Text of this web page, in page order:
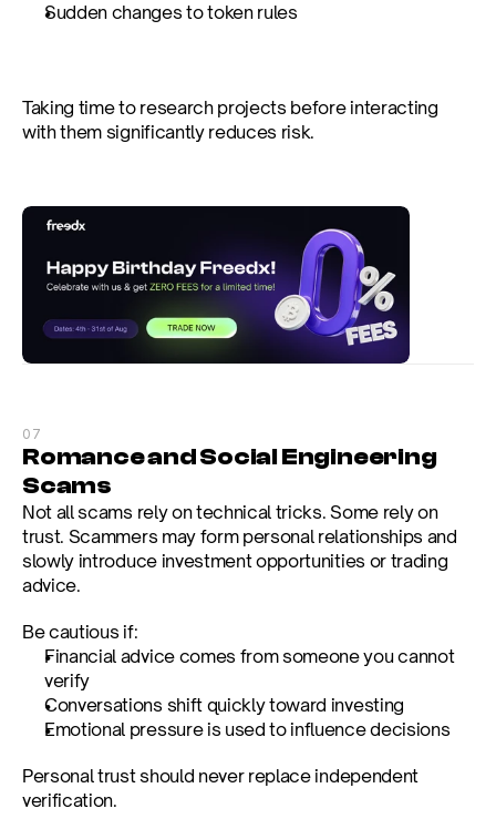
Sudden changes to token rules
Taking time to research projects before interacting
with them significantly reduces risk.
07
Romance and Social Engineering
Scams
Not all scams rely on technical tricks. Some rely on
trust. Scammers may form personal relationships and
slowly introduce investment opportunities or trading
advice.
Be cautious if:
Financial advice comes from someone you cannot
verify
Conversations shift quickly toward investing
Emotional pressure is used to influence decisions
Personal trust should never replace independent
verification.